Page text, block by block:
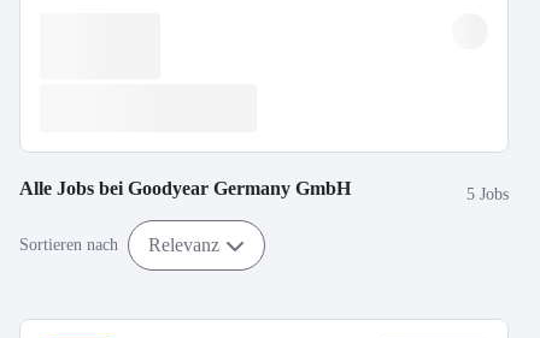
Alle Jobs bei Goodyear Germany GmbH 5 Jobs
Sortieren nach Relevanz